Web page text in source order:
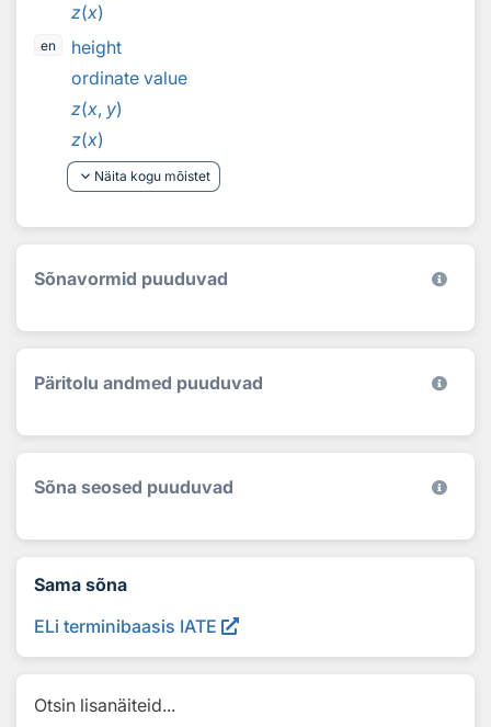
z(x)
en
height
ordinate value
z(x, y)
z(x)
keyboard_arrow_down Näita kogu mõistet
Sõnavormid puuduvad
Päritolu andmed puuduvad
Sõna seosed puuduvad
Sama sõna
ELi terminibaasis IATE
Otsin lisanäiteid...